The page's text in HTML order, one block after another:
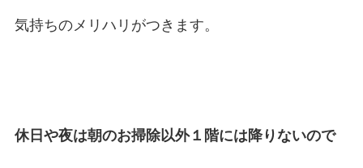
気持ちのメリハリがつきます。
休日や夜は朝のお掃除以外１階には降りないので